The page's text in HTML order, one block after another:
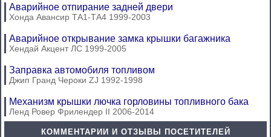
Аварийное отпирание задней двери
Хонда Авансир ТА1-ТА4 1999-2003
Аварийное открывание замка крышки багажника
Хендай Акцент ЛС 1999-2005
Заправка автомобиля топливом
Джип Гранд Чероки ZJ 1992-1998
Механизм крышки лючка горловины топливного бака
Ленд Ровер Фрилендер II 2006-2014
КОММЕНТАРИИ И ОТЗЫВЫ ПОСЕТИТЕЛЕЙ